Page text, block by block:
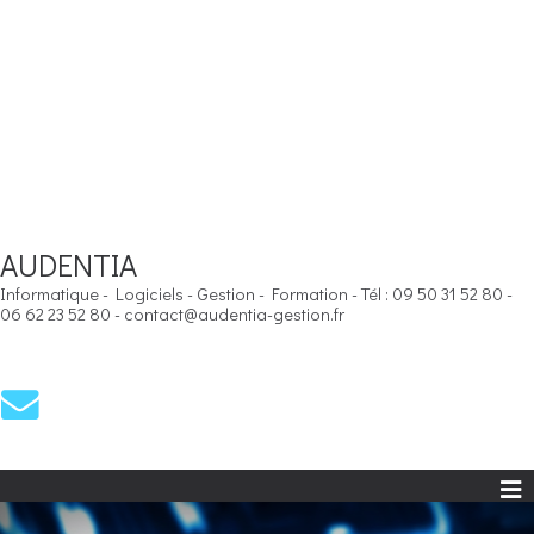
AUDENTIA
Informatique - Logiciels - Gestion - Formation - Tél : 09 50 31 52 80 -
06 62 23 52 80 - contact@audentia-gestion.fr